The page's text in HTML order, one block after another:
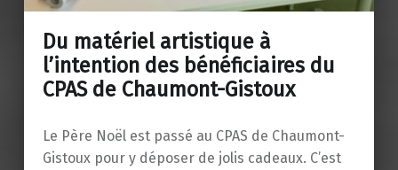
Du matériel artistique à
l’intention des bénéficiaires du
CPAS de Chaumont-Gistoux
Le Père Noël est passé au CPAS de Chaumont-
Gistoux pour y déposer de jolis cadeaux. C’est